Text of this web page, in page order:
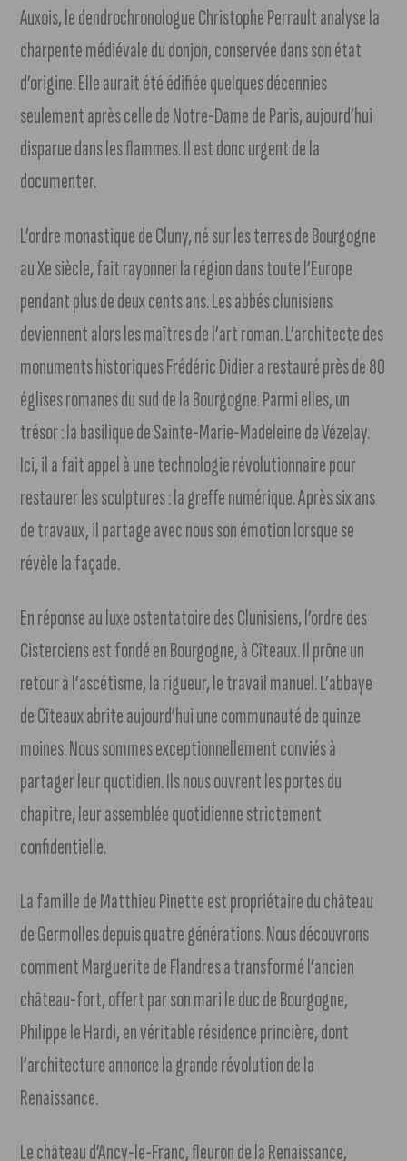
Auxois, le dendrochronologue Christophe Perrault analyse la
charpente médiévale du donjon, conservée dans son état
d’origine. Elle aurait été édifiée quelques décennies
seulement après celle de Notre-Dame de Paris, aujourd’hui
disparue dans les flammes. Il est donc urgent de la
documenter.
L’ordre monastique de Cluny, né sur les terres de Bourgogne
au Xe siècle, fait rayonner la région dans toute l’Europe
pendant plus de deux cents ans. Les abbés clunisiens
deviennent alors les maîtres de l’art roman. L’architecte des
monuments historiques Frédéric Didier a restauré près de 80
églises romanes du sud de la Bourgogne. Parmi elles, un
trésor : la basilique de Sainte-Marie-Madeleine de Vézelay.
Ici, il a fait appel à une technologie révolutionnaire pour
restaurer les sculptures : la greffe numérique. Après six ans
de travaux, il partage avec nous son émotion lorsque se
révèle la façade.
En réponse au luxe ostentatoire des Clunisiens, l’ordre des
Cisterciens est fondé en Bourgogne, à Cîteaux. Il prône un
retour à l’ascétisme, la rigueur, le travail manuel. L’abbaye
de Cîteaux abrite aujourd’hui une communauté de quinze
moines. Nous sommes exceptionnellement conviés à
partager leur quotidien. Ils nous ouvrent les portes du
chapitre, leur assemblée quotidienne strictement
confidentielle.
La famille de Matthieu Pinette est propriétaire du château
de Germolles depuis quatre générations. Nous découvrons
comment Marguerite de Flandres a transformé l’ancien
château-fort, offert par son mari le duc de Bourgogne,
Philippe le Hardi, en véritable résidence princière, dont
l’architecture annonce la grande révolution de la
Renaissance.
Le château d’Ancy-le-Franc, fleuron de la Renaissance,